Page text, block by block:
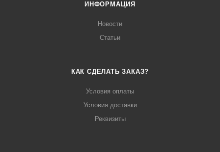
ИНФОРМАЦИЯ
Новости
Статьи
КАК СДЕЛАТЬ ЗАКАЗ?
Условия оплаты
Условия доставки
Реквизиты